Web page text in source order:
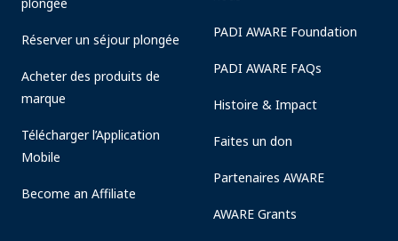
Réserver un séjour plongée
Acheter des produits de
marque
Télécharger l’Application
Mobile
Become an Affiliate
PADI AWARE Foundation
PADI AWARE FAQs
Histoire & Impact
Faites un don
Partenaires AWARE
AWARE Grants